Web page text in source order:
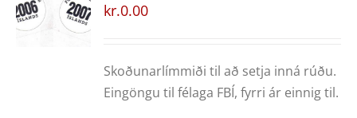
kr.0.00
Skoðunarlímmiði til að setja inná rúðu.
Eingöngu til félaga FBÍ, fyrri ár einnig til.